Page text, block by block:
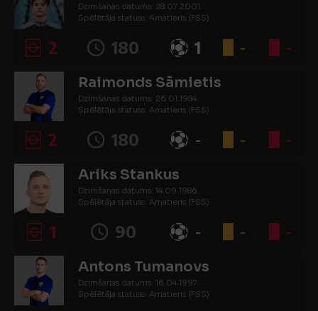
Dzimšanas datums: 28.07.2001.
Spēlētāja statuss: Amatieris (FSS)
2 180 1 - -
Raimonds Sāmietis
Dzimšanas datums: 26.01.1984.
Spēlētāja statuss: Amatieris (FSS)
2 180 - - -
Ariks Stankus
Dzimšanas datums: 14.09.1986.
Spēlētāja statuss: Amatieris (FSS)
1 90 - - -
Antons Tumanovs
Dzimšanas datums: 16.04.1997.
Spēlētāja statuss: Amatieris (FSS)